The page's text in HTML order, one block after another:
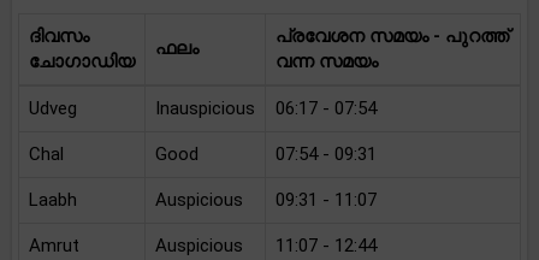
ദിവസം
ചോഗാഡിയ
ഫലം
പ്രവേശന സമയം - പുറത്ത്
വന്ന സമയം
Udveg Inauspicious 06:17 - 07:54
Chal Good 07:54 - 09:31
Laabh Auspicious 09:31 - 11:07
Amrut Auspicious 11:07 - 12:44